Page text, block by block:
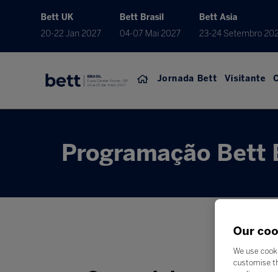
Bett UK
20-22 Jan 2027
Bett Brasil
04-07 Mai 2027
Bett Asia
23-24 Setembro
Jornada Bett Visitante
Programação Bett
Our
We use
customise